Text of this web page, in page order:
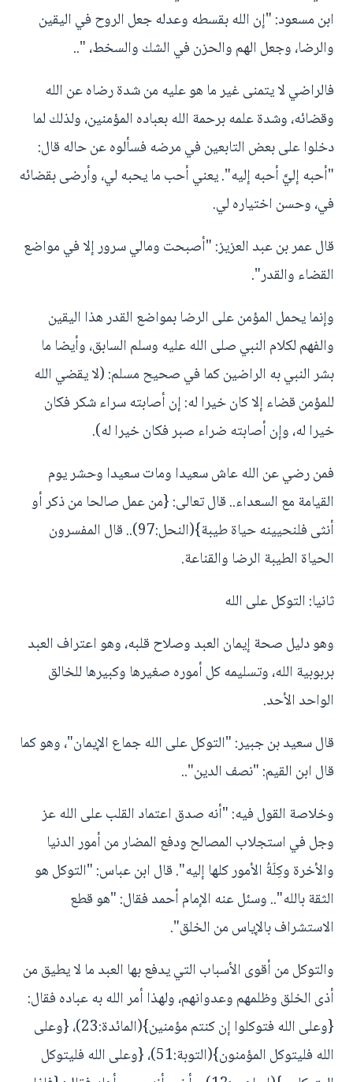
ابن مسعود: "إن الله بقسطه وعدله جعل الروح في اليقين
والرضا، وجعل الهم والحزن في الشك والسخط، "..
فالراضي لا يتمنى غير ما هو عليه من شدة رضاه عن الله
وقضائه، وشدة علمه برحمة الله بعباده المؤمنين، ولذلك لما
دخلوا على بعض التابعين في مرضه فسألوه عن حاله قال:
"أحبه إليَّ أحبه إليه". يعني أحب ما يحبه لي، وأرضى بقضائه
في، وحسن اختياره لي.
قال عمر بن عبد العزيز: "أصبحت ومالي سرور إلا في مواضع
القضاء والقدر".
وإنما يحمل المؤمن على الرضا بمواضع القدر هذا اليقين
والفهم لكلام النبي صلى الله عليه وسلم السابق، وأيضا ما
بشر النبي به الراضين كما في صحيح مسلم: (لا يقضي الله
للمؤمن قضاء إلا كان خيرا له: إن أصابته سراء شكر فكان
خيرا له، وإن أصابته ضراء صبر فكان خيرا له).
فمن رضي عن الله عاش سعيدا ومات سعيدا وحشر يوم
القيامة مع السعداء.. قال تعالى: {من عمل صالحا من ذكر أو
أنثى فلنحيينه حياة طيبة}(النحل:97).. قال المفسرون
الحياة الطيبة الرضا والقناعة.
ثانيا: التوكل على الله
وهو دليل صحة إيمان العبد وصلاح قلبه، وهو اعتراف العبد
بربوبية الله، وتسليمه كل أموره صغيرها وكبيرها للخالق
الواحد الأحد.
قال سعيد بن جبير: "التوكل على الله جماع الإيمان"، وهو كما
قال ابن القيم: "نصف الدين"..
وخلاصة القول فيه: "أنه صدق اعتماد القلب على الله عز
وجل في استجلاب المصالح ودفع المضار من أمور الدنيا
والأخرة وكِلَةُ الأمور كلها إليه". قال ابن عباس: "التوكل هو
الثقة بالله".. وسئل عنه الإمام أحمد فقال: "هو قطع
الاستشراف بالإياس من الخلق".
والتوكل من أقوى الأسباب التي يدفع بها العبد ما لا يطيق من
أذى الخلق وظلمهم وعدوانهم، ولهذا أمر الله به عباده فقال:
{وعلى الله فتوكلوا إن كنتم مؤمنين}(المائدة:23)، {وعلى
الله فليتوكل المؤمنون}(التوبة:51)، {وعلى الله فليتوكل